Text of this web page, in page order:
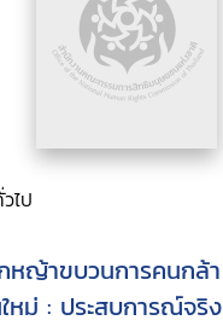
ไป
หญ้าขบวนการคนกล้า
หม่ : ประสบการณ์จริง